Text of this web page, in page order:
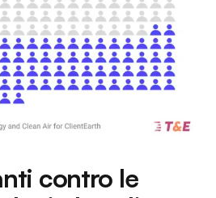
contro le